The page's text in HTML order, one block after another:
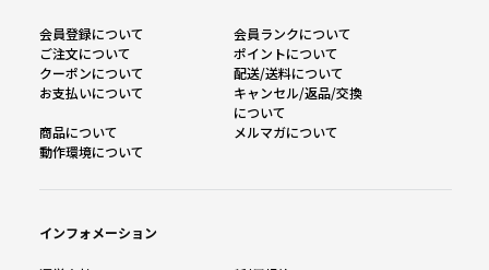
会員登録について
会員ランクについて
ご注文について
ポイントについて
クーポンについて
配送/送料について
お支払いについて
キャンセル/返品/交換
について
商品について
メルマガについて
動作環境について
インフォメーション